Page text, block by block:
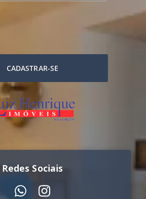
CADASTRAR-SE
Redes Sociais